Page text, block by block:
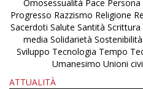
Omosessualità Pace Persona
Progresso Razzismo Religione
Sacerdoti Salute Santità Scrittura
media Solidarietà Sostenibilità
Sviluppo Tecnologia Tempo
Umanesimo Unioni
ATTUALITÀ